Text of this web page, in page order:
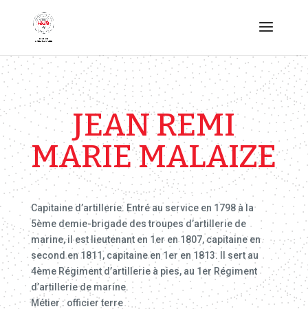
JEAN REMI
MARIE MALAIZE
Capitaine d’artillerie. Entré au service en 1798 à la
5ème demie-brigade des troupes d’artillerie de
marine, il est lieutenant en 1er en 1807, capitaine en
second en 1811, capitaine en 1er en 1813. Il sert au
4ème Régiment d’artillerie à pies, au 1er Régiment
d’artillerie de marine.
Métier : officier terre